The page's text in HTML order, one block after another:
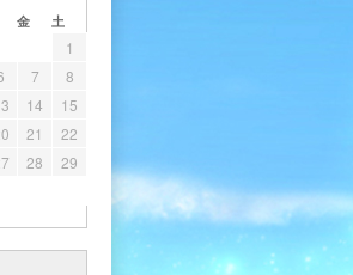
金 土
1
7
8
14
15
21
22
28
29